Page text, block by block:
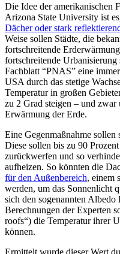
Die Idee der amerikanischen
Arizona State University ist
Dächer oder stark
Weise sollen Städte, die
fortschreitende
fortschreitende
Fachblatt “PNAS” eine
USA durch das stetige
Temperatur in großen
zu 2 Grad steigen – und
Erwärmung der Erde.
Eine Gegenmaßnahme
Diese sollen bis zu 90
zurückwerfen und so
aufheizen. So könnten die
für den Außenbereich, einem
werden, um das Sonnenlicht
sich den sogenannten
Berechnungen der Experten
roofs“) die Temperatur ihrer
können.
Ermittelt wurde dieser Wert